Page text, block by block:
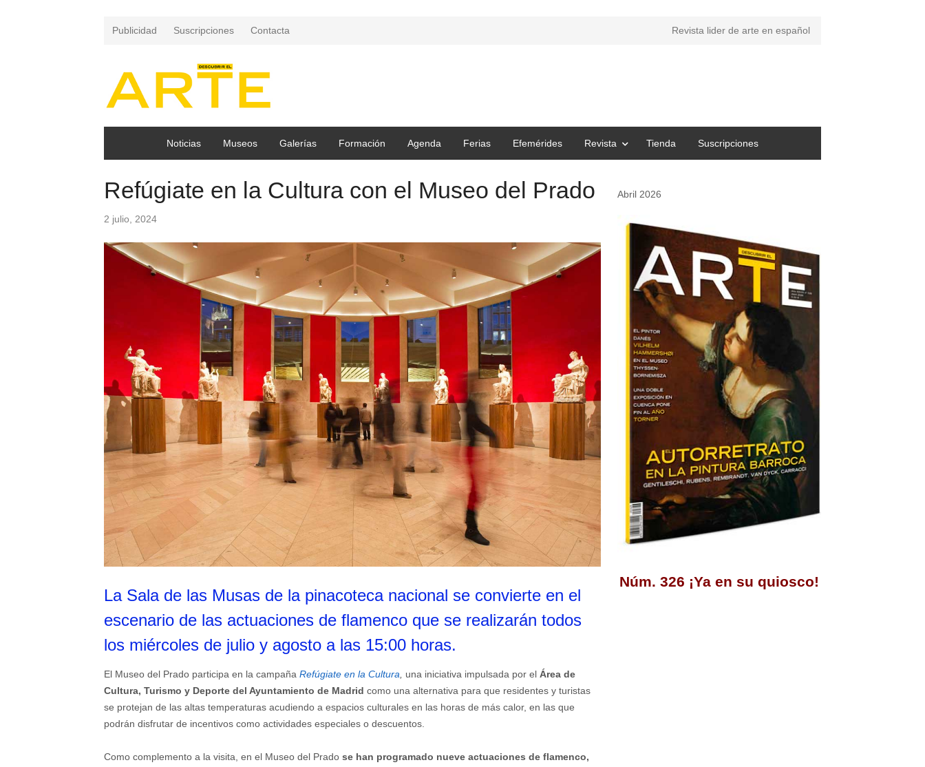
Publicidad Suscripciones Contacta Revista lider de arte en español
Noticias Museos Galerías Formación Agenda Ferias Efemérides Revista Tienda Suscripciones
Refúgiate en la Cultura con el Museo del Prado
2 julio, 2024
La Sala de las Musas de la pinacoteca nacional se convierte en el
escenario de las actuaciones de flamenco que se realizarán todos
los miércoles de julio y agosto a las 15:00 horas.
El Museo del Prado participa en la campaña Refúgiate en la Cultura una iniciativa impulsada por el Área de
Cultura, Turismo y Deporte del Ayuntamiento de Madrid como una alternativa para que residentes y turistas
se protejan de las altas temperaturas acudiendo a espacios culturales en las horas de más calor, en las que
podrán disfrutar de incentivos como actividades especiales o descuentos.
Como complemento a la visita, en el Museo del Prado se han programado nueve actuaciones de flamenco,
Abril 2026
Núm. 326 ¡Ya en su quiosco!